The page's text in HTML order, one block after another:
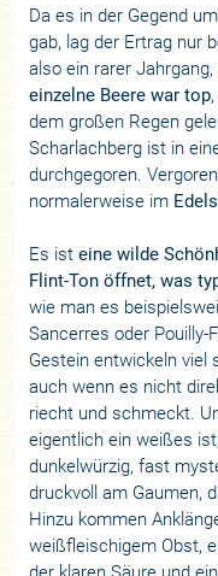
Da es in der Gegend
gab, lag der Ertrag nur
also ein rarer
einzelne Beere war top
dem großen Regen
Scharlachberg ist in
durchgegoren.
normalerweise im
Es isteine wilde
Flint-Ton öffnet, was
wie man es
Sancerres oder Pouilly-
Gestein entwickeln viel
auch wenn es nicht
riecht und schmeckt.
eigentlich ein weißes
dunkelwürzig, fast
druckvoll am Gaumen,
Hinzu kommen
weißfleischigem Obst,